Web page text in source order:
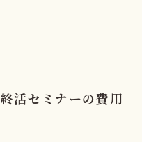
終活セミナーの費用